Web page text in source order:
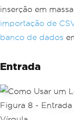
inserção em
importação de
banco de dados
Entrada